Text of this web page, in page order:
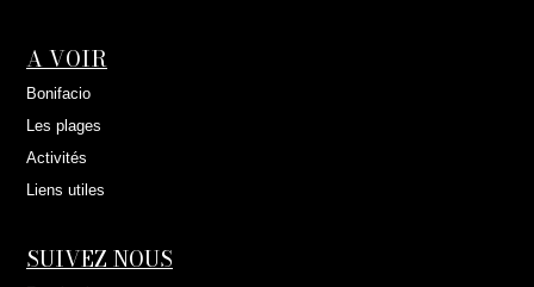
A VOIR
Bonifacio
Les plages
Activités
Liens utiles
SUIVEZ NOUS